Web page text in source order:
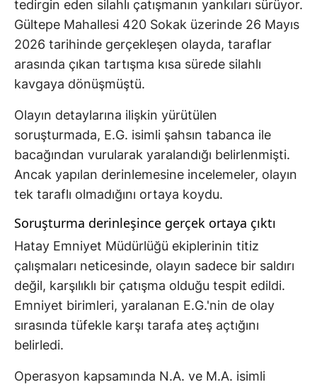
tedirgin eden silahlı çatışmanın yankıları sürüyor.
Gültepe Mahallesi 420 Sokak üzerinde 26 Mayıs
2026 tarihinde gerçekleşen olayda, taraflar
arasında çıkan tartışma kısa sürede silahlı
kavgaya dönüşmüştü.
Olayın detaylarına ilişkin yürütülen
soruşturmada, E.G. isimli şahsın tabanca ile
bacağından vurularak yaralandığı belirlenmişti.
Ancak yapılan derinlemesine incelemeler, olayın
tek taraflı olmadığını ortaya koydu.
Soruşturma derinleşince gerçek ortaya çıktı
Hatay Emniyet Müdürlüğü ekiplerinin titiz
çalışmaları neticesinde, olayın sadece bir saldırı
değil, karşılıklı bir çatışma olduğu tespit edildi.
Emniyet birimleri, yaralanan E.G.'nin de olay
sırasında tüfekle karşı tarafa ateş açtığını
belirledi.
Operasyon kapsamında N.A. ve M.A. isimli